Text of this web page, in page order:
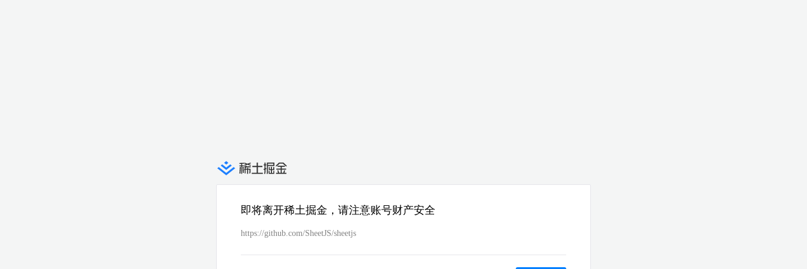
即将离开稀土掘金，请注意账号财产安全
https://github.com/SheetJS/sheetjs